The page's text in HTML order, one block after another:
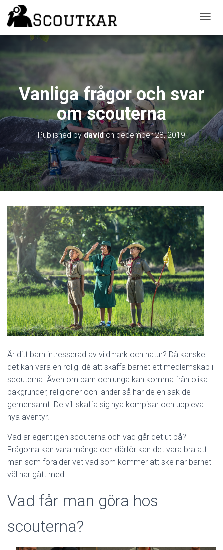
O
A
T
I
O
N
Vanliga frågor och svar
om scouterna
Published bydavidondecember 28, 2019
Är ditt barn intresserad av vildmark och natur? Då kanske
det kan vara en rolig idé att skaffa barnet ett medlemskap i
scouterna. Även om barn och unga kan komma från olika
bakgrunder, religioner och länder så har de en sak de
gemensamt. De vill skaffa sig nya kompisar och uppleva
nya äventyr.
Vad är egentligen scouterna och vad går det ut på?
Frågorna kan vara många och därför kan det vara bra att
man som förälder vet vad som kommer att ske när barnet
väl har gått med.
Vad får man göra hos
scouterna?